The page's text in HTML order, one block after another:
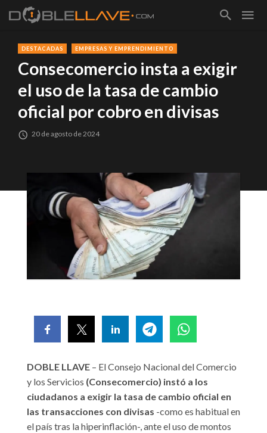
DESTACADAS EMPRESAS Y EMPRENDIMIENTO
Consecomercio insta a exigir
el uso de la tasa de cambio
oficial por cobro en divisas
20 de agosto de 2024
DOBLE LLAVE – El Consejo Nacional del Comercio
y los Servicios (Consecomercio) instó a los
ciudadanos a exigir la tasa de cambio oficial en
las transacciones con divisas -como es habitual en
el país tras la hiperinflación-, ante el uso de montos